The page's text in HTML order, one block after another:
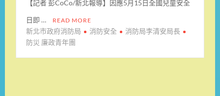
【記者 彭CoCo/新北報導】因應5月15日全國兒童安全
日即 … READ MORE
新北市政府消防局 消防安全
消防局李清安局長
防災 廉政青年團